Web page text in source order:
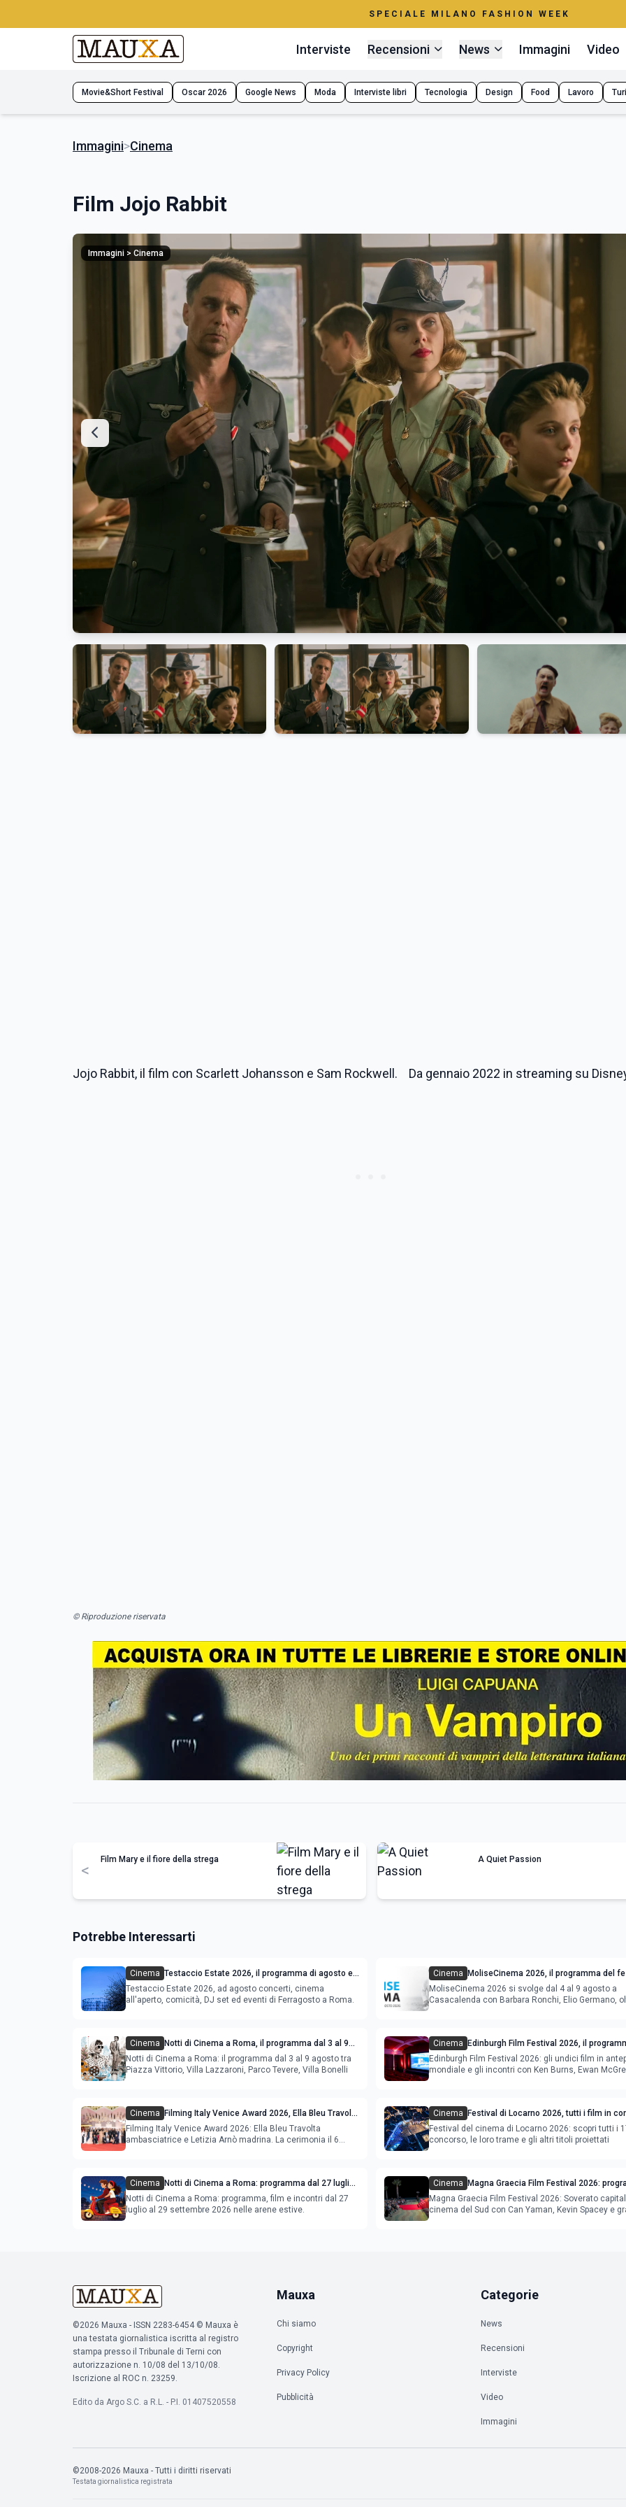
SPECIALE MILANO FASHION WEEK
Interviste Recensioni News Immagini Video
Movie&Short Festival Oscar 2026 Google News Moda Interviste libri Tecnologia Design Food Lavoro
Immagini>Cinema
Film Jojo Rabbit
Immagini > Cinema
Jojo Rabbit, il film con Scarlett Johansson e Sam Rockwell. Da gennaio 2022 in streaming su
© Riproduzione riservata
<
Film Mary e il fiore della strega A Quiet Passion
Potrebbe Interessarti
Cinema Testaccio Estate 2026, il programma di agosto e
Ferragosto
Testaccio Estate 2026, ad agosto concerti, cinema
all'aperto, comicità, DJ set ed eventi di Ferragosto a Roma.
Cinema MoliseCinema 2026, il programma del
MoliseCinema 2026 si svolge dal 4 al 9 agosto a
Casacalenda con Barbara Ronchi, Elio Germano,
Cinema Notti di Cinema a Roma, il programma dal 3 al 9
Notti di Cinema a Roma: il programma dal 3 al 9 agosto tra
Piazza Vittorio, Villa Lazzaroni, Parco Tevere, Villa Bonelli
Cinema Edinburgh Film Festival 2026, il
film in anteprima mondiale
Edinburgh Film Festival 2026: gli undici film in
mondiale e gli incontri con Ken Burns, Ewan
Cinema Filming Italy Venice Award 2026, Ella Bleu Travolta
ambasciatrice e Letizia Arnò madrina
Filming Italy Venice Award 2026: Ella Bleu Travolta
ambasciatrice e Letizia Arnò madrina. La cerimonia il 6
Cinema Festival di Locarno 2026, tutti i film in
Festival del cinema di Locarno 2026: scopri tutti i
concorso, le loro trame e gli altri titoli proiettati
Cinema Notti di Cinema a Roma: programma dal 27 luglio
al 2 agosto 2026
Notti di Cinema a Roma: programma, film e incontri dal 27
luglio al 29 settembre 2026 nelle arene estive.
Cinema Magna Graecia Film Festival 2026:
star internazionali
Magna Graecia Film Festival 2026: Soverato
cinema del Sud con Can Yaman, Kevin Spacey e
©2026 Mauxa - ISSN 2283-6454 © Mauxa è
una testata giornalistica iscritta al registro
stampa presso il Tribunale di Terni con
autorizzazione n. 10/08 del 13/10/08.
Iscrizione al ROC n. 23259.
Edito da Argo S.C. a R.L. - P.I. 01407520558
Mauxa
Chi siamo
Copyright
Privacy Policy
Pubblicità
Categorie
News
Recensioni
Interviste
Video
Immagini
©2008-2026 Mauxa - Tutti i diritti riservati
Testata giornalistica registrata